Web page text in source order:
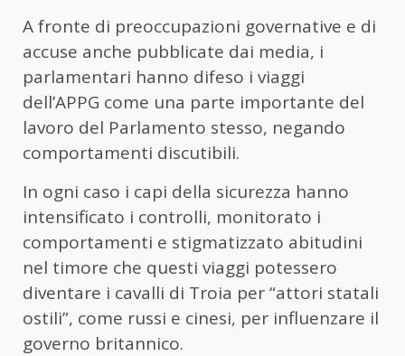
A fronte di preoccupazioni governative e di
accuse anche pubblicate dai media, i
parlamentari hanno difeso i viaggi
dell’APPG come una parte importante del
lavoro del Parlamento stesso, negando
comportamenti discutibili.
In ogni caso i capi della sicurezza hanno
intensificato i controlli, monitorato i
comportamenti e stigmatizzato abitudini
nel timore che questi viaggi potessero
diventare i cavalli di Troia per “attori statali
ostili”, come russi e cinesi, per influenzare il
governo britannico.